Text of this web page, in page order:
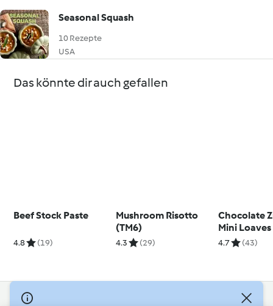
Seasonal Squash
10 Rezepte
USA
Das könnte dir auch gefallen
Beef Stock Paste
4.8 (19)
Mushroom Risotto
(TM6)
4.3 (29)
Chocolate
Mini Loaves
4.7 (43)
© Copyright 2026